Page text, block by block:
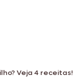
Veja 4 receitas!